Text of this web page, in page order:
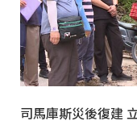
司馬庫斯災後復建